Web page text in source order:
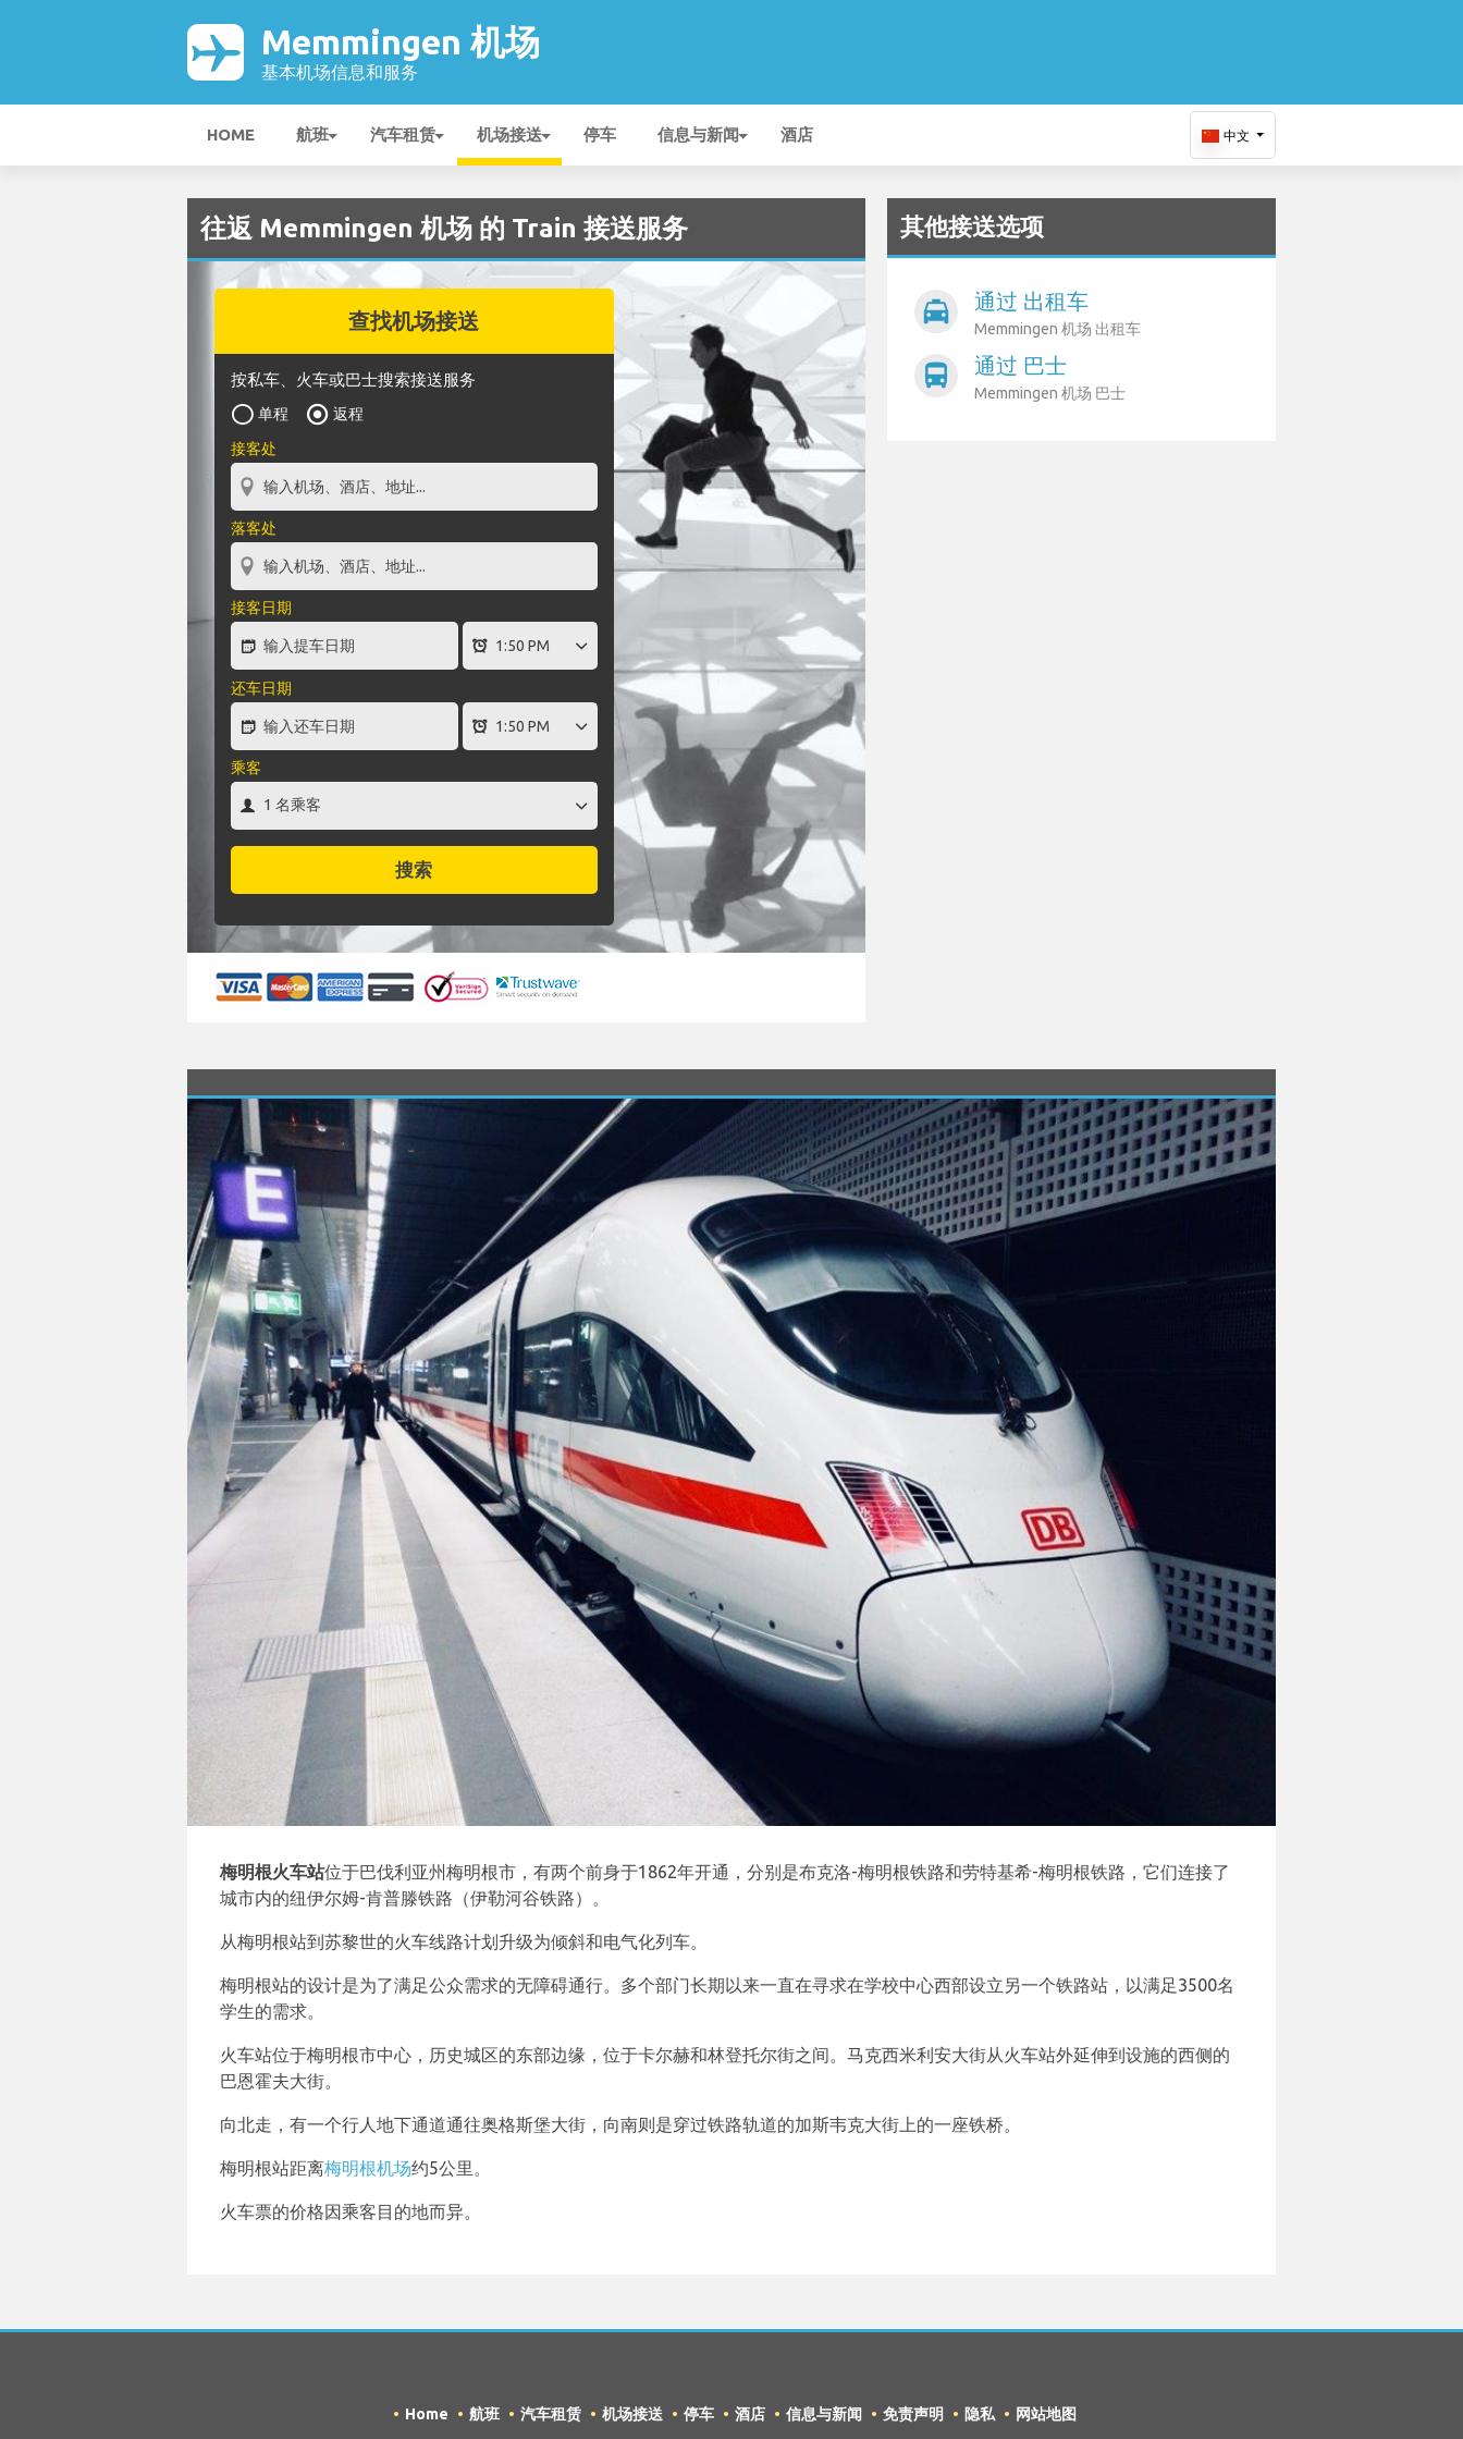
Memmingen 机场
基本机场信息和服务
HOME 航班 汽车租赁 机场接送 停车 信息与新闻 酒店 中文
往返 Memmingen 机场 的 Train 接送服务
查找机场接送
按私车、火车或巴士搜索接送服务
单程
返程
接客处
落客处
接客日期
还车日期
乘客
搜索
其他接送选项
local_taxi 通过 出租车
Memmingen 机场 出租车
directions_bus 通过 巴士
Memmingen 机场 巴士
梅明根火车站位于巴伐利亚州梅明根市，有两个前身于1862年开通，分别是布克洛-梅明根铁路和劳特基希-梅明根铁路，它们连接了
城市内的纽伊尔姆-肯普滕铁路（伊勒河谷铁路）。
从梅明根站到苏黎世的火车线路计划升级为倾斜和电气化列车。
梅明根站的设计是为了满足公众需求的无障碍通行。多个部门长期以来一直在寻求在学校中心西部设立另一个铁路站，以满足3500名
学生的需求。
火车站位于梅明根市中心，历史城区的东部边缘，位于卡尔赫和林登托尔街之间。马克西米利安大街从火车站外延伸到设施的西侧的
巴恩霍夫大街。
向北走，有一个行人地下通道通往奥格斯堡大街，向南则是穿过铁路轨道的加斯韦克大街上的一座铁桥。
梅明根站距离梅明根机场约5公里。
火车票的价格因乘客目的地而异。
Home 航班 汽车租赁 机场接送 停车 酒店 信息与新闻 免责声明 隐私 网站地图